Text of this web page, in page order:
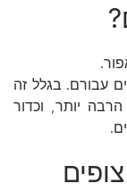
עבורם. בגלל זה
יותר, וכדור